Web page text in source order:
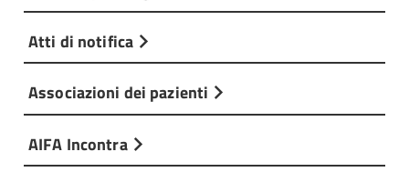
Atti di notifica
Associazioni dei pazienti
AIFA Incontra